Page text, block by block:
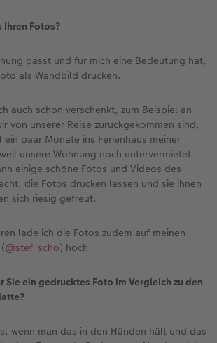
Ihren Fotos?
passt und für mich eine Bedeutung hat,
als Wandbild drucken.
auch schon verschenkt, zum Beispiel an
von unserer Reise zurückgekommen sind,
ein paar Monate ins Ferienhaus meiner
unsere Wohnung noch untervermietet
einige schöne Fotos und Videos des
die Fotos drucken lassen und sie ihnen
sich riesig gefreut.
lade ich die Fotos zudem auf meinen
@stef_scho) hoch.
Sie ein gedrucktes Foto im Vergleich zu den
wenn man das in den Händen hält und das